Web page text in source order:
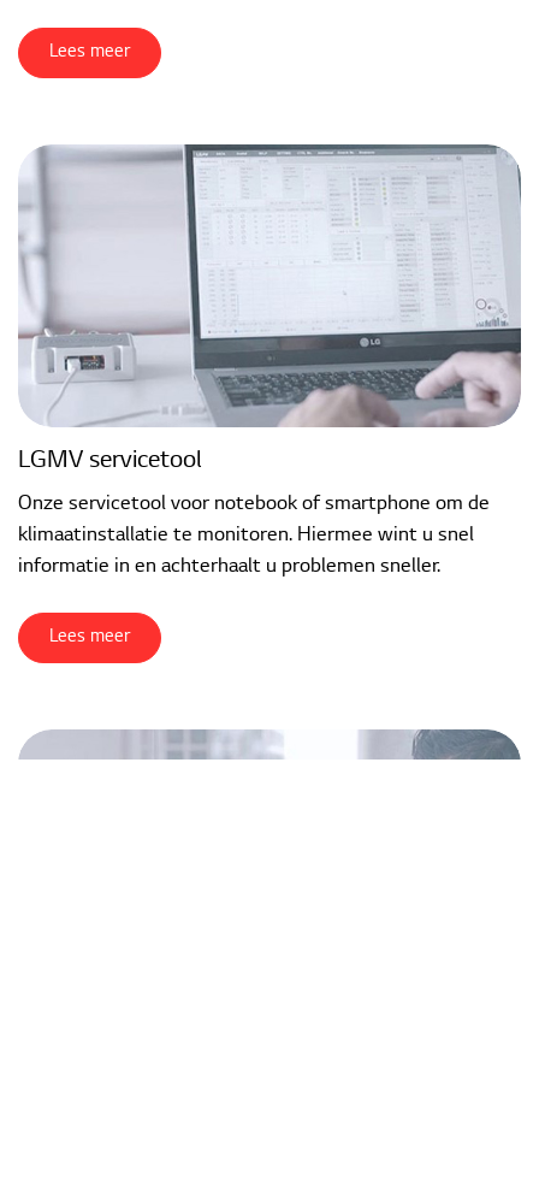
Lees meer
LGMV servicetool
Onze servicetool voor notebook of smartphone om de
klimaatinstallatie te monitoren. Hiermee wint u snel
informatie in en achterhaalt u problemen sneller.
Lees meer